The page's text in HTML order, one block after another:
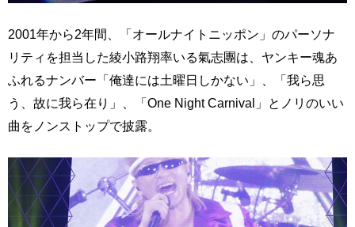
2001年から2年間、「オールナイトニッポン」のパーソナ
リティを担当した綾小路翔率いる氣志團は、ヤンキー魂あ
ふれるナンバー「俺達には土曜日しかない」、「我ら思
う、故に我ら在り」、「One Night Carnival」とノリのいい
曲をノンストップで披露。